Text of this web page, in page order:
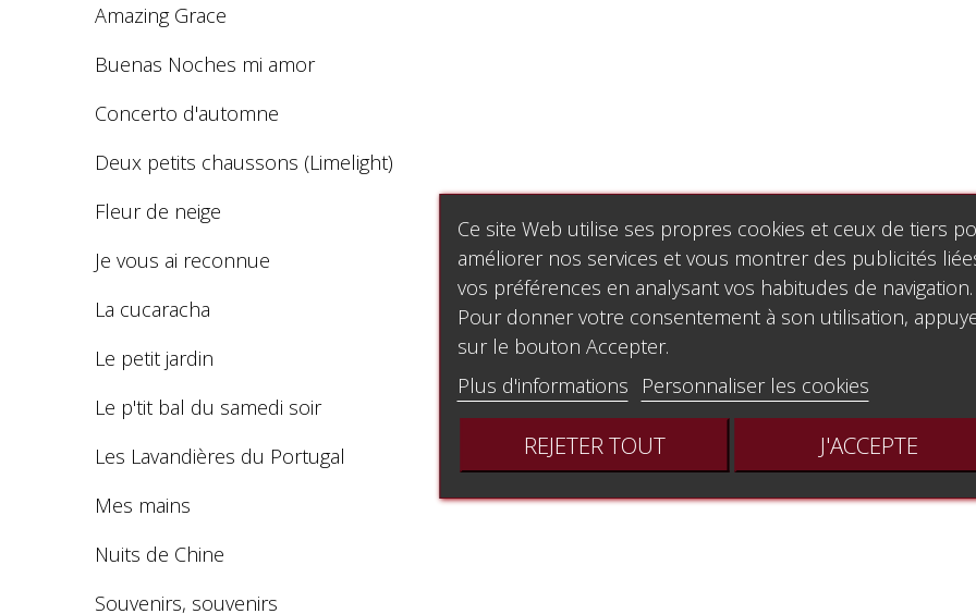
Amazing Grace
Buenas Noches mi amor
Concerto d'automne
Deux petits chaussons (Limelight)
Fleur de neige
Je vous ai reconnue
La cucaracha
Le petit jardin
Le p'tit bal du samedi soir
Les Lavandières du Portugal
Mes mains
Nuits de Chine
Souvenirs, souvenirs
Ce site Web utilise ses propres cookies et ceux de tiers
améliorer nos services et vous montrer des publicités
vos préférences en analysant vos habitudes de navigation.
Pour donner votre consentement à son utilisation,
sur le bouton Accepter.
Plus d'informations
Personnaliser les cookies
REJETER TOUT J'ACCEPTE